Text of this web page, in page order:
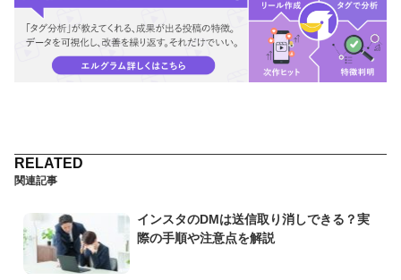
関連記事
インスタのDMは送信取り消しできる？実
際の手順や注意点を解説